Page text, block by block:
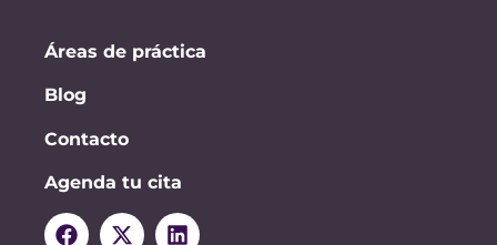
Áreas de práctica
Blog
Contacto
Agenda tu cita